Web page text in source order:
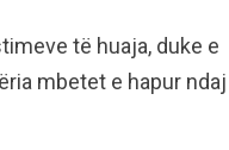
të huaja, duke e
mbetet e hapur ndaj